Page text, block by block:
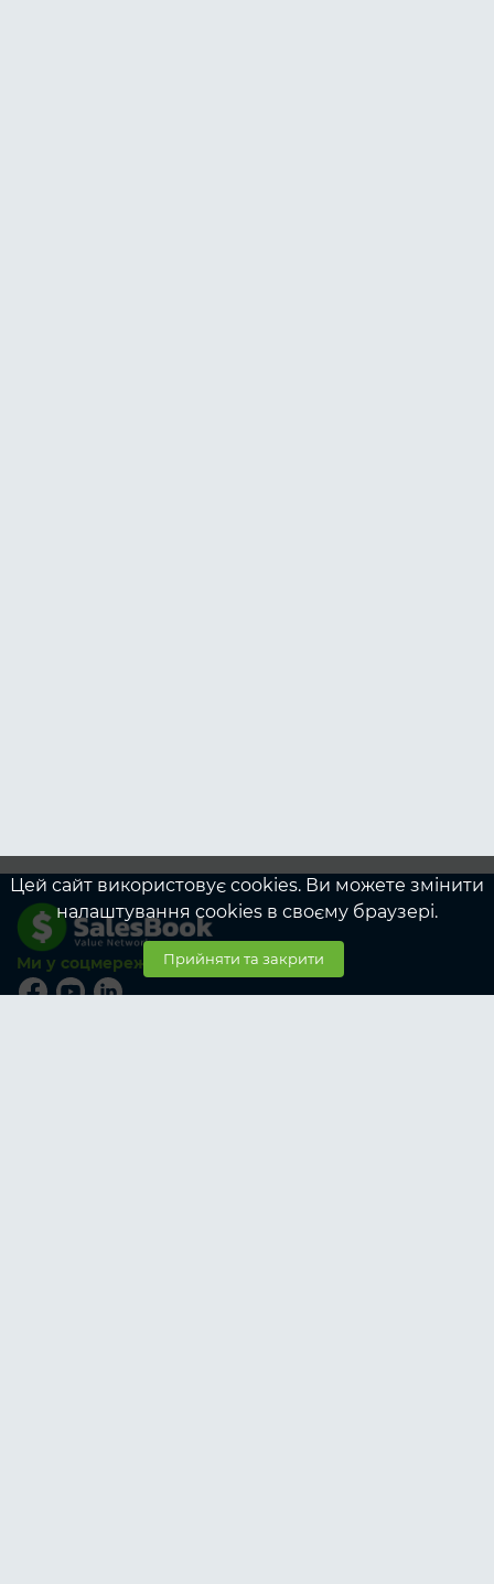
Ми у соцмережах
Цей сайт використовує cookies. Ви можете змінити
налаштування cookies в своєму браузері.
Прийняти та закрити